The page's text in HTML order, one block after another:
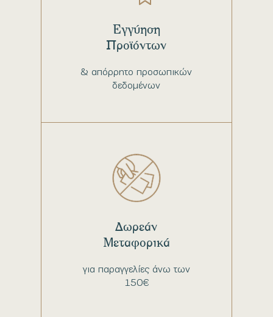
& απόρρητο προσωπικών
δεδομένων
Εγγύηση
Προϊόντων
για παραγγελίες άνω των
150€
Δωρεάν
Μεταφορικά